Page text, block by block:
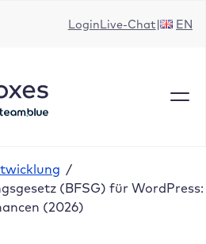
LoginLive-Chat EN
/
(BFSG) für WordPress:
(2026)